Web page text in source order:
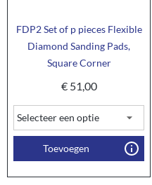
FDP2 Set of p pieces Flexible
Diamond Sanding Pads,
Square Corner
€51,00
Toevoegen